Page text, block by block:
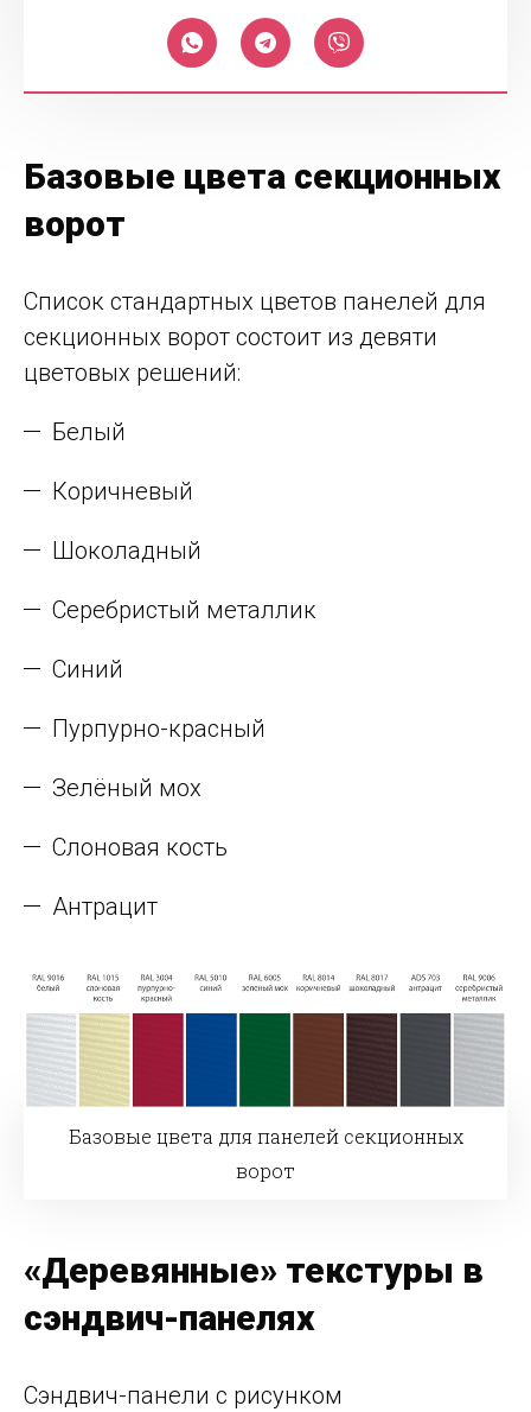
Базовые цвета секционных
ворот
Список стандартных цветов панелей для
секционных ворот состоит из девяти
цветовых решений:
Белый
Коричневый
Шоколадный
Серебристый металлик
Синий
Пурпурно-красный
Зелёный мох
Слоновая кость
Антрацит
Базовые цвета для панелей секционных
ворот
«Деревянные» текстуры в
сэндвич-панелях
Сэндвич-панели с рисунком